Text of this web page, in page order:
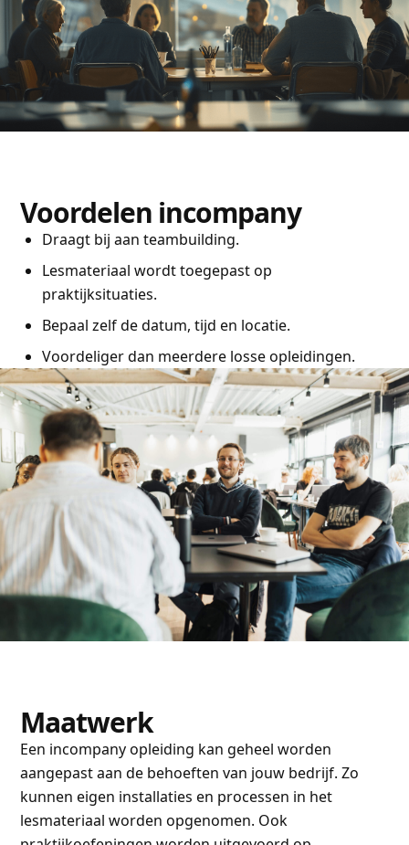
Voordelen incompany
Draagt bij aan teambuilding.
Lesmateriaal wordt toegepast op
praktijksituaties.
Bepaal zelf de datum, tijd en locatie.
Voordeliger dan meerdere losse opleidingen.
Maatwerk
Een incompany opleiding kan geheel worden
aangepast aan de behoeften van jouw bedrijf. Zo
kunnen eigen installaties en processen in het
lesmateriaal worden opgenomen. Ook